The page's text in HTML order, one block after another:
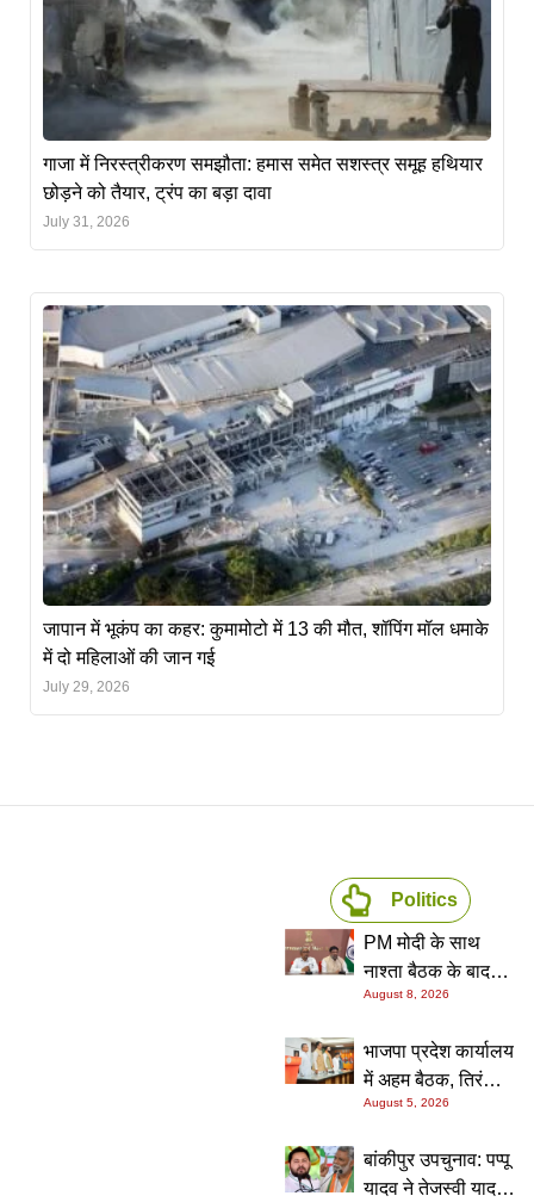
गाजा में निरस्त्रीकरण समझौता: हमास समेत सशस्त्र समूह हथियार
छोड़ने को तैयार, ट्रंप का बड़ा दावा
July 31, 2026
जापान में भूकंप का कहर: कुमामोटो में 13 की मौत, शॉपिंग मॉल धमाके
में दो महिलाओं की जान गई
July 29, 2026
Politics
PM मोदी के साथ
नाश्ता बैठक के बाद
बढ़ी अटकलें, अबू
भाजपा में नहीं होंगे
शामिल; NCPIT में बने
रहने पर भी नहीं दिया
August 8, 2026
भाजपा प्रदेश कार्यालय
में अहम बैठक, तिरंगा
यात्रा और संगठन
रणनीति
August 5, 2026
बांकीपुर उपचुनाव: पप्पू
यादव ने तेजस्वी यादव